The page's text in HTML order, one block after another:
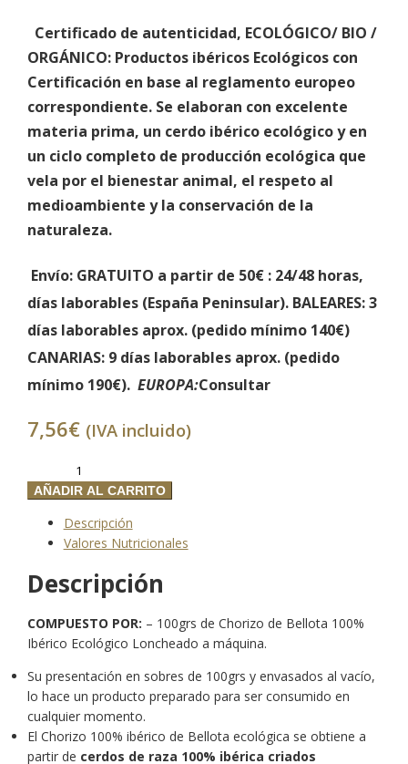
Certificado de autenticidad, ECOLÓGICO/ BIO /
ORGÁNICO: Productos ibéricos Ecológicos con
Certificación en base al reglamento europeo
correspondiente. Se elaboran con excelente
materia prima, un cerdo ibérico ecológico y en
un ciclo completo de producción ecológica que
vela por el bienestar animal, el respeto al
medioambiente y la conservación de la
naturaleza.
Envío: GRATUITO a partir de 50€: 24/48 horas,
días laborables (España Peninsular). BALEARES:3
días laborables aprox. (pedido mínimo 140€)
CANARIAS: 9 días laborables aprox. (pedido
mínimo 190€). EUROPA:Consultar
7,56€ (IVA incluido)
100
Chorizo
Bellota
Ibérico
ECOLÓGICO
cantidad
AÑADIR AL CARRITO
Descripción
Valores Nutricionales
Descripción
COMPUESTO POR: – 100grs de Chorizo de Bellota 100%
Ibérico Ecológico Loncheado a máquina.
Su presentación en sobres de 100grs y envasados al vacío,
lo hace un producto preparado para ser consumido en
cualquier momento.
El Chorizo 100% ibérico de Bellota ecológica se obtiene a
partir de cerdos de raza 100% ibérica criados